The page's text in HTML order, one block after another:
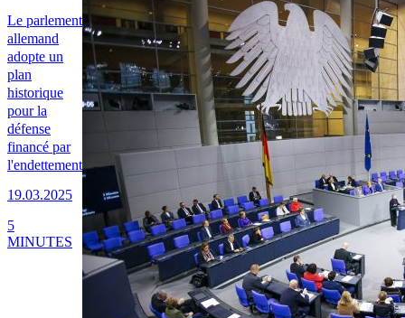
Le parlement
allemand
adopte un
plan
historique
pour la
défense
financé par
l'endettement
19.03.2025
5
MINUTES